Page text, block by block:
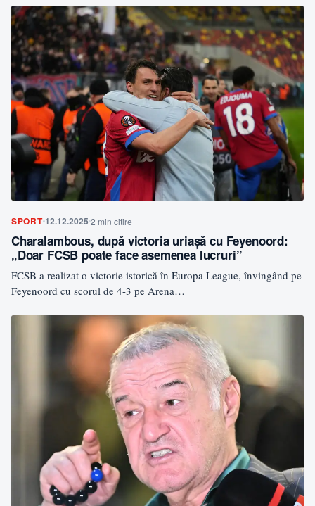
SPORT12.12.2025 2 min citire
Charalambous, după victoria uriașă cu Feyenoord:
„Doar FCSB poate face asemenea lucruri”
FCSB a realizat o victorie istorică în Europa League, învingând pe
Feyenoord cu scorul de 4-3 pe Arena…